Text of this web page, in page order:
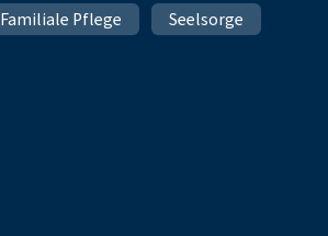
Familiale Pflege
Seelsorge